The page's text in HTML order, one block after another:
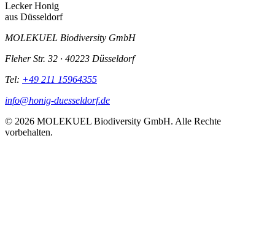
Lecker Honig
aus Düsseldorf
MOLEKUEL Biodiversity GmbH
Fleher Str. 32 · 40223 Düsseldorf
Tel: +49 211 15964355
info@honig-duesseldorf.de
© 2026 MOLEKUEL Biodiversity GmbH. Alle Rechte
vorbehalten.